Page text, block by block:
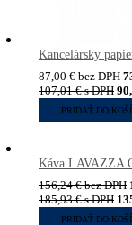
Kancelársky
87,00€bez DPH
107,01€s DPH
PRIDAŤ DO
Káva LAVAZZA
156,24€bez DPH
185,93€s DPH
PRIDAŤ DO